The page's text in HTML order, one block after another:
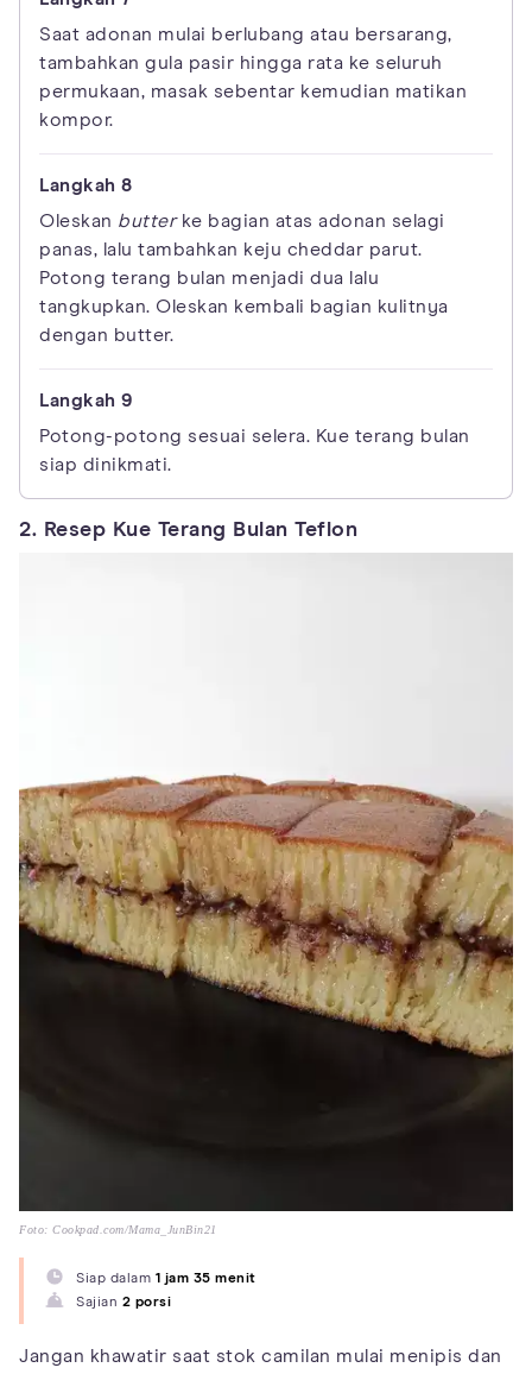
Saat adonan mulai berlubang atau bersarang,
tambahkan gula pasir hingga rata ke seluruh
permukaan, masak sebentar kemudian matikan
kompor.
Oleskan butterke bagian atas adonan selagi
panas, lalu tambahkan keju cheddar parut.
Potong terang bulan menjadi dua lalu
tangkupkan. Oleskan kembali bagian kulitnya
dengan butter.
Potong-potong sesuai selera. Kue terang bulan
siap dinikmati.
2. Resep Kue Terang Bulan Teflon
Foto: Cookpad.com/Mama_JunBin21
Siap dalam 1 jam 35 menit
Sajian 2 porsi
Jangan khawatir saat stok camilan mulai menipis dan